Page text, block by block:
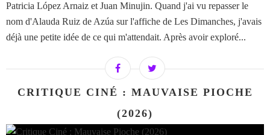
Patricia López Arnaiz et Juan Minujin. Quand j'ai vu repasser le
nom d'Alauda Ruiz de Azúa sur l'affiche de Les Dimanches, j'avais
déjà une petite idée de ce qui m'attendait. Après avoir exploré...
CRITIQUE CINÉ : MAUVAISE PIOCHE
(2026)